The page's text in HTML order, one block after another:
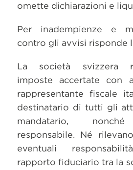
omette dichiarazioni e
Per inadempienze e
contro gli avvisi risponde
La società svizzera
imposte accertate con
rappresentante fiscale
destinatario di tutti gli
mandatario, nonché
responsabile. Né
eventuali
rapporto fiduciario tra la